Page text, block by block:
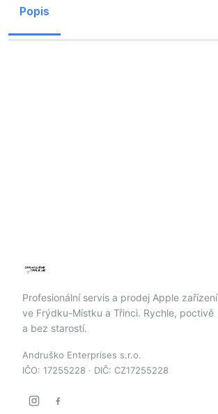
Popis
Profesionální servis a prodej Apple zařízení
ve Frýdku-Místku a Třinci. Rychle, poctivě
a bez starostí.
Andruško Enterprises s.r.o.
IČO: 17255228 · DIČ: CZ17255228